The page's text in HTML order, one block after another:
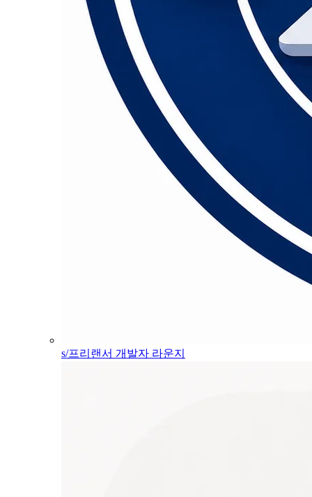
s/프리랜서 개발자 라운지